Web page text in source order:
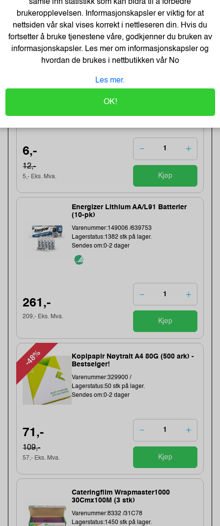
5,-
4,- Eks. Mva.
Kjøp
OUR LIFE
Lagerstatus:2550 stk på lager.
6,-
12,-
5,- Eks. Mva. Kjøp
Energizer Lithium AA/L91 Batterier
(10-pk)
Varenummer:149006 /639753
Lagerstatus:1382 stk på lager.
Sendes om:0-2 dager
261,-
209,- Eks. Mva.
Kjøp
-48%
Kopipapir Nøytralt A4 80G (500 ark) -
Bestselger!
Varenummer:329900 /
Lagerstatus:50 stk på lager.
Sendes om:0-2 dager
71,-
109,-
57,- Eks. Mva. Kjøp
Cateringfilm Wrapmaster1000
30Cmx100M (3 stk)
Varenummer:8332 /31C78
Lagerstatus:1450 stk på lager.
samle inn statistikk som kan bidra til å forbedre
brukeropplevelsen. Informasjonskapsler er viktig for at
nettsiden vår skal vises korrekt i nettleseren din. Hvis du
fortsetter å bruke tjenestene våre, godkjenner du bruken av
informasjonskapsler. Les mer om informasjonskapsler og
hvordan de brukes i nettbutikken vårNo
Les mer.
OK!